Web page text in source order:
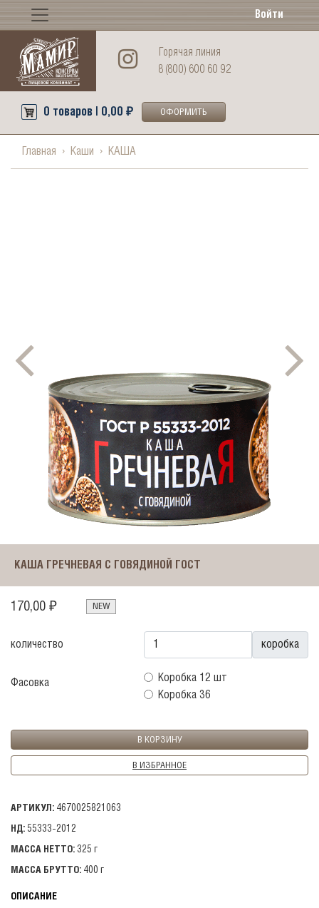
Войти
Горячая линия
8 (800) 600 60 92
0 товаров | 0,00 ₽ ОФОРМИТЬ
Главная Каши КАША
КАША ГРЕЧНЕВАЯ С ГОВЯДИНОЙ ГОСТ
АРТИКУЛ: 4670025821063
НД: 55333-2012
МАССА НЕТТО: 325 г
МАССА БРУТТО: 400 г
ОПИСАНИЕ
170,00 ₽ NEW
количество коробка
Фасовка
Коробка 12 шт
Коробка 36
В ИЗБРАННОЕ